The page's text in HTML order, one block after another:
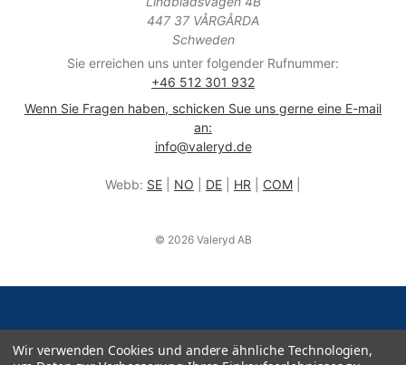
447 37 VÅRGÅRDA
Schweden
Sie erreichen uns unter folgender Rufnummer:
+46 512 301 932
Wenn Sie Fragen haben, schicken Sue uns gerne eine E-mail
an:
info@valeryd.de
Webb: SE NO DE HR COM
© 2026 Valeryd AB
Wir verwenden Cookies und andere ähnliche Technologien,